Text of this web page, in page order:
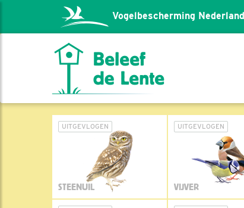
Vogelbescherming Nederland
UITGEVLOGEN
STEENUIL
UITGEVLOGEN
VIJVER